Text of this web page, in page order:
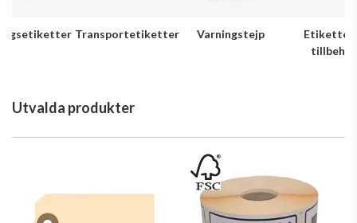
Transportetiketter Varningstejp
Etiketter
tillbehör
Utvalda produkter